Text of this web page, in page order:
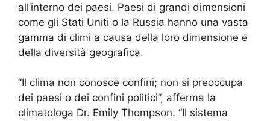
all’interno dei paesi. Paesi di grandi dimensioni
come gli Stati Uniti o la Russia hanno una vasta
gamma di climi a causa della loro dimensione e
della diversità geografica.
“Il clima non conosce confini; non si preoccupa
dei paesi o dei confini politici”, afferma la
climatologa Dr. Emily Thompson. “Il sistema